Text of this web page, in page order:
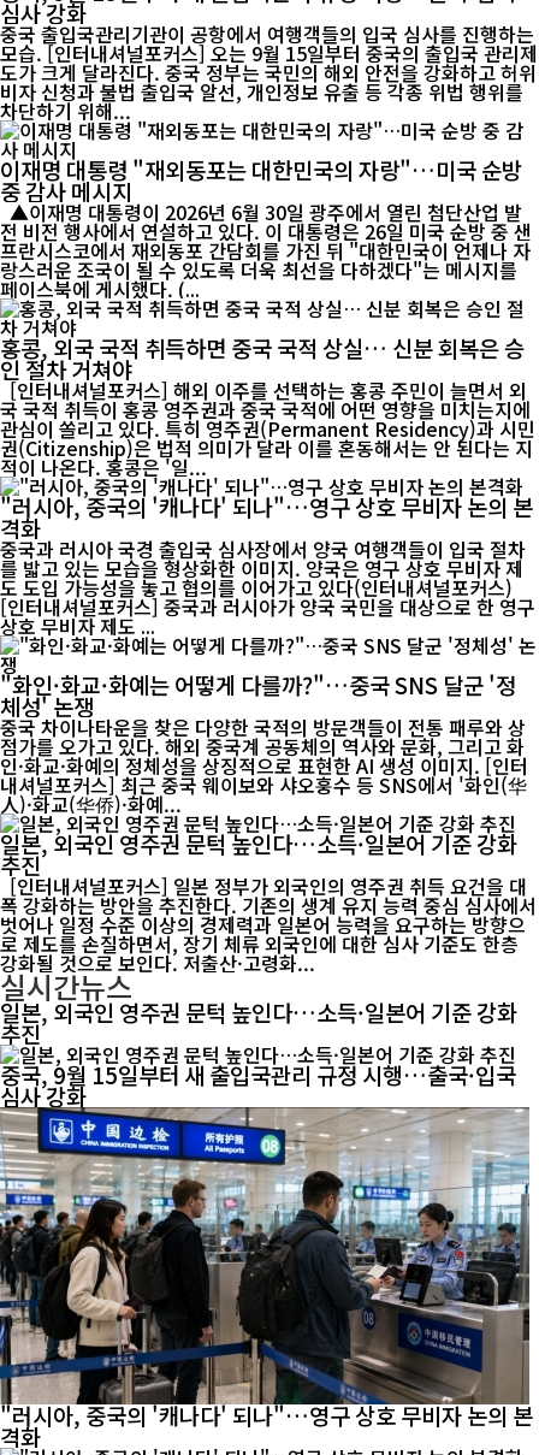
심사 강화
중국 출입국관리기관이 공항에서 여행객들의 입국 심사를 진행하는
모습. [인터내셔널포커스] 오는 9월 15일부터 중국의 출입국 관리제
도가 크게 달라진다. 중국 정부는 국민의 해외 안전을 강화하고 허위
비자 신청과 불법 출입국 알선, 개인정보 유출 등 각종 위법 행위를
차단하기 위해...
이재명 대통령 "재외동포는 대한민국의 자랑"…미국 순방
중 감사 메시지
▲이재명 대통령이 2026년 6월 30일 광주에서 열린 첨단산업 발
전 비전 행사에서 연설하고 있다. 이 대통령은 26일 미국 순방 중 샌
프란시스코에서 재외동포 간담회를 가진 뒤 "대한민국이 언제나 자
랑스러운 조국이 될 수 있도록 더욱 최선을 다하겠다"는 메시지를
페이스북에 게시했다. (...
홍콩, 외국 국적 취득하면 중국 국적 상실… 신분 회복은 승
인 절차 거쳐야
[인터내셔널포커스] 해외 이주를 선택하는 홍콩 주민이 늘면서 외
국 국적 취득이 홍콩 영주권과 중국 국적에 어떤 영향을 미치는지에
관심이 쏠리고 있다. 특히 영주권(Permanent Residency)과 시민
권(Citizenship)은 법적 의미가 달라 이를 혼동해서는 안 된다는 지
적이 나온다. 홍콩은 '일...
"러시아, 중국의 '캐나다' 되나"…영구 상호 무비자 논의 본
격화
중국과 러시아 국경 출입국 심사장에서 양국 여행객들이 입국 절차
를 밟고 있는 모습을 형상화한 이미지. 양국은 영구 상호 무비자 제
도 도입 가능성을 놓고 협의를 이어가고 있다(인터내셔널포커스)
[인터내셔널포커스] 중국과 러시아가 양국 국민을 대상으로 한 영구
상호 무비자 제도 ...
"화인·화교·화예는 어떻게 다를까?"…중국 SNS 달군 '정
체성' 논쟁
중국 차이나타운을 찾은 다양한 국적의 방문객들이 전통 패루와 상
점가를 오가고 있다. 해외 중국계 공동체의 역사와 문화, 그리고 화
인·화교·화예의 정체성을 상징적으로 표현한 AI 생성 이미지. [인터
내셔널포커스] 최근 중국 웨이보와 샤오훙수 등 SNS에서 '화인(华
人)·화교(华侨)·화예...
일본, 외국인 영주권 문턱 높인다…소득·일본어 기준 강화
추진
[인터내셔널포커스] 일본 정부가 외국인의 영주권 취득 요건을 대
폭 강화하는 방안을 추진한다. 기존의 생계 유지 능력 중심 심사에서
벗어나 일정 수준 이상의 경제력과 일본어 능력을 요구하는 방향으
로 제도를 손질하면서, 장기 체류 외국인에 대한 심사 기준도 한층
강화될 것으로 보인다. 저출산·고령화...
실시간뉴스
일본, 외국인 영주권 문턱 높인다…소득·일본어 기준 강화
추진
중국, 9월 15일부터 새 출입국관리 규정 시행…출국·입국
심사 강화
"러시아, 중국의 '캐나다' 되나"…영구 상호 무비자 논의 본
격화